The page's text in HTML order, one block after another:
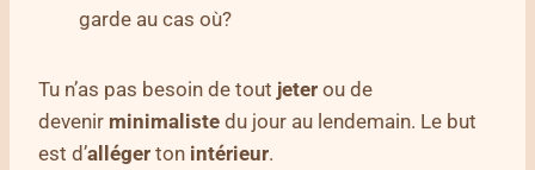
garde au cas où?
Tu n’as pas besoin de tout jeter ou de
devenir minimaliste du jour au lendemain. Le but
est d’alléger ton intérieur.